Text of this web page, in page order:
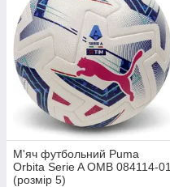
М'яч футбольний Puma
Orbita Serie A OMB 084114-01
(розмір 5)